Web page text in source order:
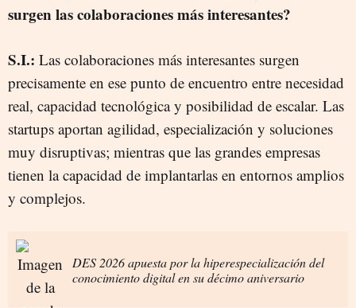
surgen las colaboraciones más interesantes?
S.I.: Las colaboraciones más interesantes surgen
precisamente en ese punto de encuentro entre necesidad
real, capacidad tecnológica y posibilidad de escalar. Las
startups aportan agilidad, especialización y soluciones
muy disruptivas; mientras que las grandes empresas
tienen la capacidad de implantarlas en entornos amplios
y complejos.
DES 2026 apuesta por la hiperespecialización del
conocimiento digital en su décimo aniversario